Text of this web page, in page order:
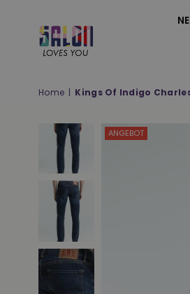
YOU
Home | Kings Of Indigo
ANGEBOT